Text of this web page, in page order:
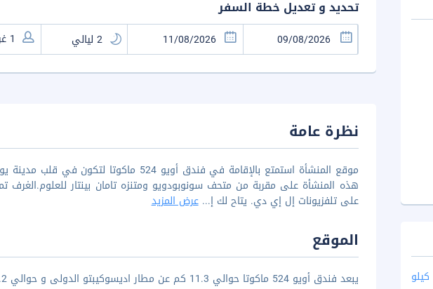
تحديد و تعديل خطة السفر
نظرة عامة
موقع المنشأة استمتع بالإقامة في فندق أويو
على تلفزيونات إل إي دي. يتاح لك إ...عرض المزيد
الموقع
يبعد فندق أويو 524 ماكوتا حوالي 11.3 كم عن مطار اديسوكيبتو الدولى و حوالي 4.2 كم عن محطة قطار يوجياكرتا